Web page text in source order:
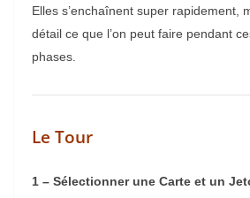
Elles s’enchaînent super rapidement,
détail ce que l’on peut faire pendant
phases.
Le Tour
1 – Sélectionner une Carte et un